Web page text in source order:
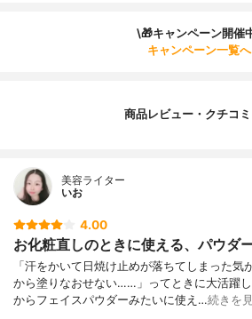
\🎁キャンペーン開催
キャンペーン一覧へ
商品レビュー・クチコ
美容ライター
いお
4.00
お化粧直しのときに使える、パウダ
「汗をかいて日焼け止めが落ちてしまった気
から塗りなおせない……」ってときに大活躍
からフェイスパウダーみたいに使え…続きを